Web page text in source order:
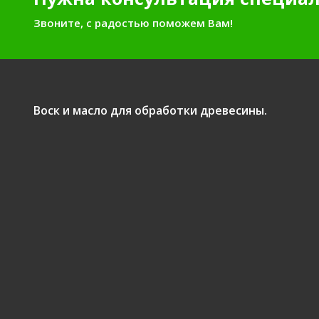
Звоните, с радостью поможем Вам!
Воск и масло для обработки древесины.